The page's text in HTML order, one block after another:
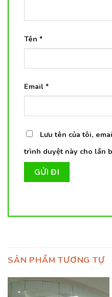
Tên *
Email *
Lưu tên của tôi,
trình duyệt này cho lần
SẢN PHẨM TƯƠNG TỰ